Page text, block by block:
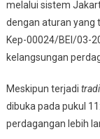
melalui sistem
dengan aturan yang
Kep-00024/BEI/03-
kelangsungan
Meskipun terjadi
dibuka pada pukul
perdagangan lebih